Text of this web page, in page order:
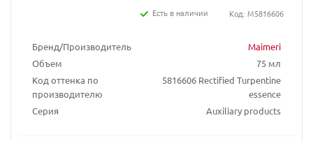
Бренд/Производитель
Maimeri
Объем
75 мл
Код оттенка по
производителю
5816606 Rectified Turpentine
essence
Серия
Auxiliary products
Есть в наличии
Код: M5816606